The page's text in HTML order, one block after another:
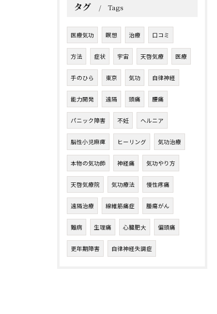
タグ Tags
医療気功 瞑想 治療 口コミ
方法 症状 宇宙 天啓気療 医療
手のひら 東京 気功 自律神経
能力開発 遠隔 頭痛 腰痛
パニック障害 不妊 ヘルニア
脳性小児麻痺 ヒーリング 気功治療
本物の気功師 神経痛 気功やり方
天啓気療院 気功療法 慢性疼痛
遠隔治療 線維筋痛症 腫瘍がん
難病 生理痛 心臓肥大 偏頭痛
更年期障害 自律神経失調症